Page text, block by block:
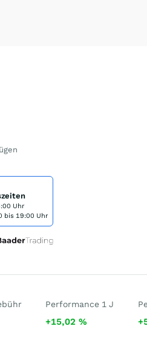
Uhr
bis 19:00 Uhr
Performance 1 J
+15,02%